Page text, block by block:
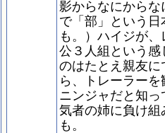
影からなにから
で「部」という
も。）ハイジが
公３人組という
のはたとえ親友
ら、トレーラー
ニンジャだと知
気者の姉に負け
も。